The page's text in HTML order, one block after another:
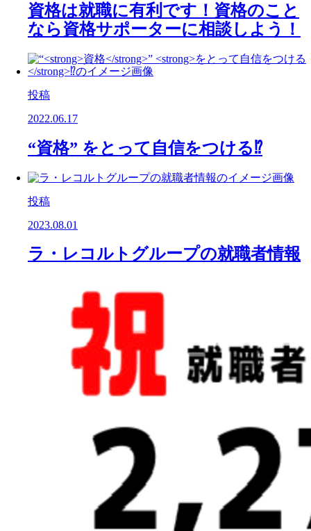
資格は就職に有利です！資格のこと
なら資格サポーターに相談しよう！
投稿
2022.06.17
“資格” をとって自信をつける⁉️
投稿
2023.08.01
ラ・レコルトグループの就職者情報